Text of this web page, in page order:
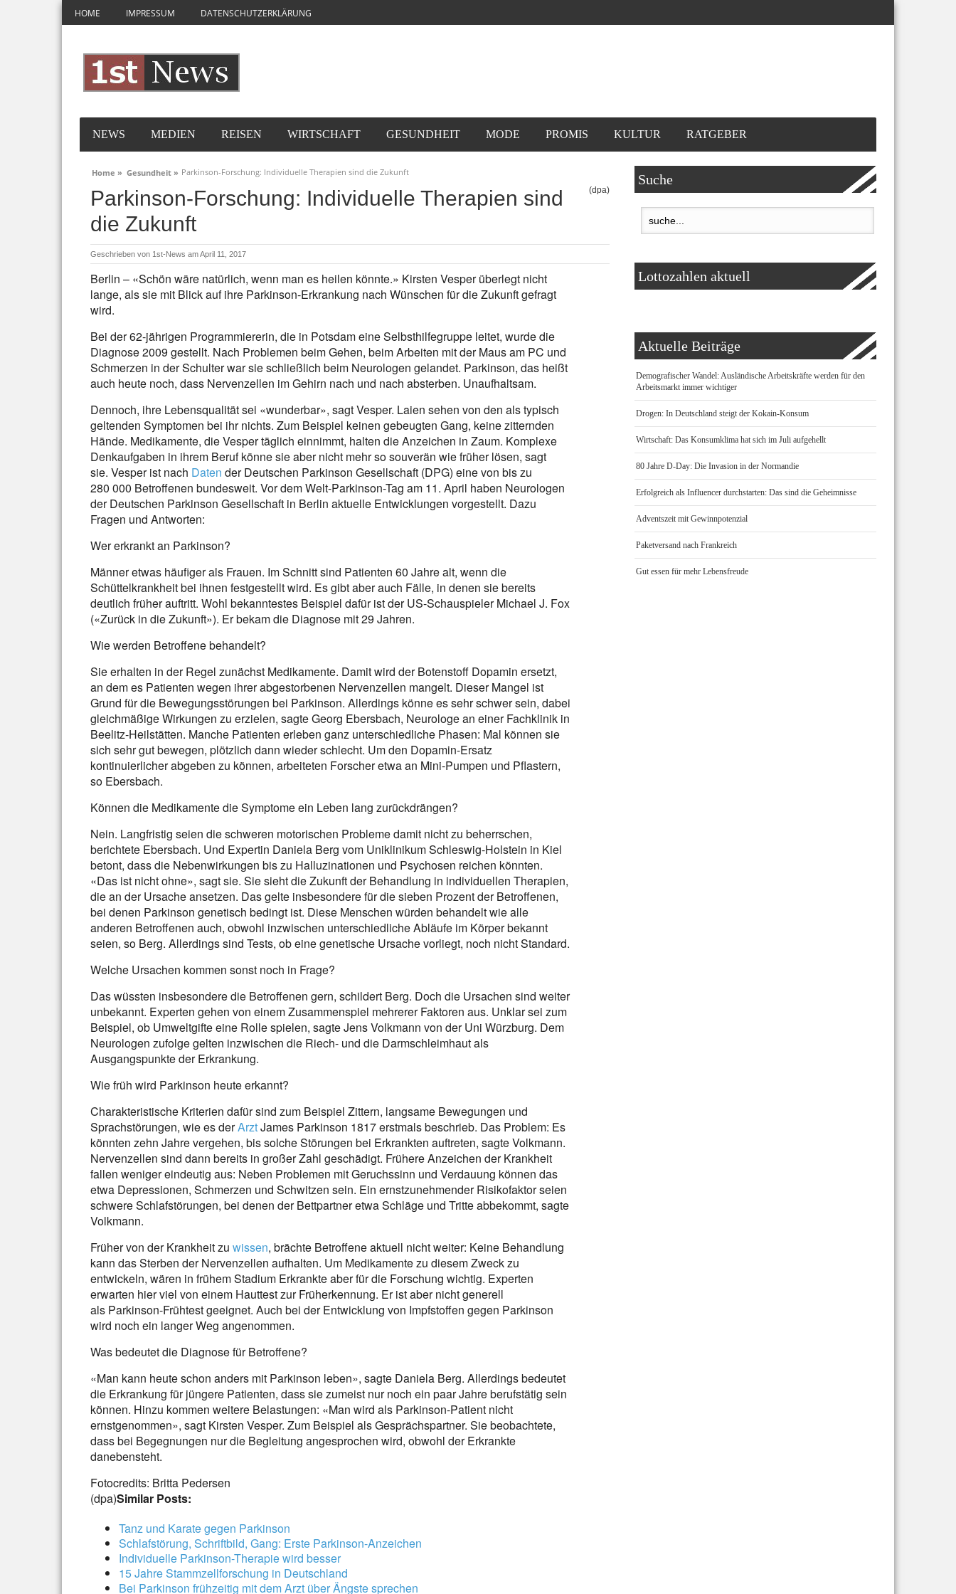
HOME IMPRESSUM DATENSCHUTZERKLÄRUNG
NEWS MEDIEN REISEN WIRTSCHAFT GESUNDHEIT MODE PROMIS KULTUR RATGEBER
Home » Gesundheit » Parkinson-Forschung: Individuelle Therapien sind die Zukunft
Parkinson-Forschung: Individuelle Therapien sind
die Zukunft
(dpa)
Geschrieben von 1st-News am April 11, 2017
Berlin – «Schön wäre natürlich, wenn man es heilen könnte.» Kirsten Vesper überlegt nicht
lange, als sie mit Blick auf ihre Parkinson-Erkrankung nach Wünschen für die Zukunft gefragt
wird.
Bei der 62-jährigen Programmiererin, die in Potsdam eine Selbsthilfegruppe leitet, wurde die
Diagnose 2009 gestellt. Nach Problemen beim Gehen, beim Arbeiten mit der Maus am PC und
Schmerzen in der Schulter war sie schließlich beim Neurologen gelandet. Parkinson, das heißt
auch heute noch, dass Nervenzellen im Gehirn nach und nach absterben. Unaufhaltsam.
Dennoch, ihre Lebensqualität sei «wunderbar», sagt Vesper. Laien sehen von den als typisch
geltenden Symptomen bei ihr nichts. Zum Beispiel keinen gebeugten Gang, keine zitternden
Hände. Medikamente, die Vesper täglich einnimmt, halten die Anzeichen in Zaum. Komplexe
Denkaufgaben in ihrem Beruf könne sie aber nicht mehr so souverän wie früher lösen, sagt
sie. Vesper ist nach Daten der Deutschen Parkinson Gesellschaft (DPG) eine von bis zu
280 000 Betroffenen bundesweit. Vor dem Welt-Parkinson-Tag am 11. April haben Neurologen
der Deutschen Parkinson Gesellschaft in Berlin aktuelle Entwicklungen vorgestellt. Dazu
Fragen und Antworten:
Wer erkrankt an Parkinson?
Männer etwas häufiger als Frauen. Im Schnitt sind Patienten 60 Jahre alt, wenn die
Schüttelkrankheit bei ihnen festgestellt wird. Es gibt aber auch Fälle, in denen sie bereits
deutlich früher auftritt. Wohl bekanntestes Beispiel dafür ist der US-Schauspieler Michael J. Fox
(«Zurück in die Zukunft»). Er bekam die Diagnose mit 29 Jahren.
Wie werden Betroffene behandelt?
Sie erhalten in der Regel zunächst Medikamente. Damit wird der Botenstoff Dopamin ersetzt,
an dem es Patienten wegen ihrer abgestorbenen Nervenzellen mangelt. Dieser Mangel ist
Grund für die Bewegungsstörungen bei Parkinson. Allerdings könne es sehr schwer sein, dabei
gleichmäßige Wirkungen zu erzielen, sagte Georg Ebersbach, Neurologe an einer Fachklinik in
Beelitz-Heilstätten. Manche Patienten erleben ganz unterschiedliche Phasen: Mal können sie
sich sehr gut bewegen, plötzlich dann wieder schlecht. Um den Dopamin-Ersatz
kontinuierlicher abgeben zu können, arbeiteten Forscher etwa an Mini-Pumpen und Pflastern,
so Ebersbach.
Können die Medikamente die Symptome ein Leben lang zurückdrängen?
Nein. Langfristig seien die schweren motorischen Probleme damit nicht zu beherrschen,
berichtete Ebersbach. Und Expertin Daniela Berg vom Uniklinikum Schleswig-Holstein in Kiel
betont, dass die Nebenwirkungen bis zu Halluzinationen und Psychosen reichen könnten.
«Das ist nicht ohne», sagt sie. Sie sieht die Zukunft der Behandlung in individuellen Therapien,
die an der Ursache ansetzen. Das gelte insbesondere für die sieben Prozent der Betroffenen,
bei denen Parkinson genetisch bedingt ist. Diese Menschen würden behandelt wie alle
anderen Betroffenen auch, obwohl inzwischen unterschiedliche Abläufe im Körper bekannt
seien, so Berg. Allerdings sind Tests, ob eine genetische Ursache vorliegt, noch nicht Standard.
Welche Ursachen kommen sonst noch in Frage?
Das wüssten insbesondere die Betroffenen gern, schildert Berg. Doch die Ursachen sind weiter
unbekannt. Experten gehen von einem Zusammenspiel mehrerer Faktoren aus. Unklar sei zum
Beispiel, ob Umweltgifte eine Rolle spielen, sagte Jens Volkmann von der Uni Würzburg. Dem
Neurologen zufolge gelten inzwischen die Riech- und die Darmschleimhaut als
Ausgangspunkte der Erkrankung.
Wie früh wird Parkinson heute erkannt?
Charakteristische Kriterien dafür sind zum Beispiel Zittern, langsame Bewegungen und
Sprachstörungen, wie es derArztJames Parkinson 1817 erstmals beschrieb. Das Problem: Es
könnten zehn Jahre vergehen, bis solche Störungen bei Erkrankten auftreten, sagte Volkmann.
Nervenzellen sind dann bereits in großer Zahl geschädigt. Frühere Anzeichen der Krankheit
fallen weniger eindeutig aus: Neben Problemen mit Geruchssinn und Verdauung können das
etwa Depressionen, Schmerzen und Schwitzen sein. Ein ernstzunehmender Risikofaktor seien
schwere Schlafstörungen, bei denen der Bettpartner etwa Schläge und Tritte abbekommt, sagte
Volkmann.
Früher von der Krankheit zu wissen, brächte Betroffene aktuell nicht weiter: Keine Behandlung
kann das Sterben der Nervenzellen aufhalten. Um Medikamente zu diesem Zweck zu
entwickeln, wären in frühem Stadium Erkrankte aber für die Forschung wichtig. Experten
erwarten hier viel von einem Hauttest zur Früherkennung. Er ist aber nicht generell
als Parkinson-Frühtest geeignet. Auch bei der Entwicklung von Impfstoffen gegen Parkinson
wird noch ein langer Weg angenommen.
Was bedeutet die Diagnose für Betroffene?
«Man kann heute schon anders mit Parkinson leben», sagte Daniela Berg. Allerdings bedeutet
die Erkrankung für jüngere Patienten, dass sie zumeist nur noch ein paar Jahre berufstätig sein
können. Hinzu kommen weitere Belastungen: «Man wird als Parkinson-Patient nicht
ernstgenommen», sagt Kirsten Vesper. Zum Beispiel als Gesprächspartner. Sie beobachtete,
dass bei Begegnungen nur die Begleitung angesprochen wird, obwohl der Erkrankte
danebensteht.
Fotocredits: Britta Pedersen
(dpa)Similar Posts:
Tanz und Karate gegen Parkinson
Schlafstörung, Schriftbild, Gang: Erste Parkinson-Anzeichen
Individuelle Parkinson-Therapie wird besser
15 Jahre Stammzellforschung in Deutschland
Bei Parkinson frühzeitig mit dem Arzt über Ängste sprechen
Suche
Lottozahlen aktuell
Aktuelle Beiträge
Demografischer Wandel: Ausländische Arbeitskräfte werden für den
Arbeitsmarkt immer wichtiger
Drogen: In Deutschland steigt der Kokain-Konsum
Wirtschaft: Das Konsumklima hat sich im Juli aufgehellt
80 Jahre D-Day: Die Invasion in der Normandie
Erfolgreich als Influencer durchstarten: Das sind die Geheimnisse
Adventszeit mit Gewinnpotenzial
Paketversand nach Frankreich
Gut essen für mehr Lebensfreude